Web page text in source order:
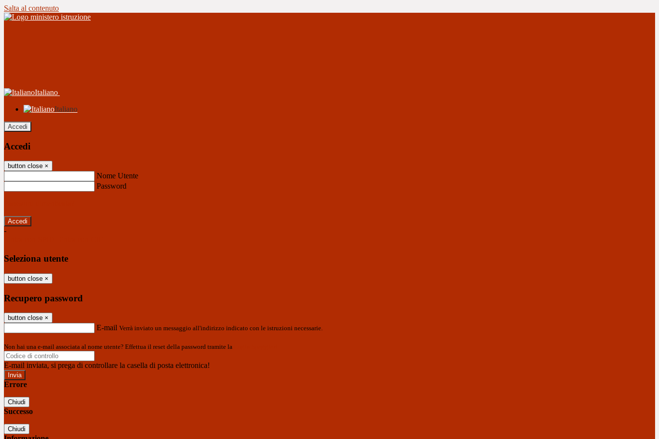
Salta al contenuto
Italiano
Italiano
Accedi
Accedi
button close ×
Nome Utente
Password
-
Seleziona utente
button close ×
Recupero password
button close ×
E-mail Verrà inviato un messaggio all'indirizzo indicato con le istruzioni necessarie.
Non hai una e-mail associata al nome utente? Effettua il reset della password tramite la
E-mail inviata, si prega di controllare la casella di posta elettronica!
Errore
Chiudi
Successo
Chiudi